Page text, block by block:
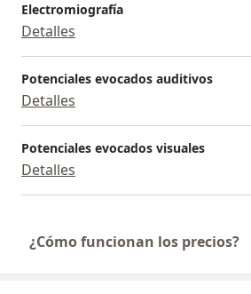
Electromiografía
Detalles
Potenciales evocados auditivos
Detalles
Potenciales evocados visuales
Detalles
¿Cómo funcionan los precios?